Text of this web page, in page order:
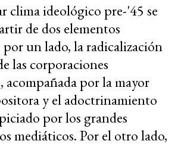
clima ideológico pre-'45 se
de dos elementos
un lado, la radicalización
las corporaciones
acompañada por la mayor
y el adoctrinamiento
por los grandes
mediáticos. Por el otro lado,